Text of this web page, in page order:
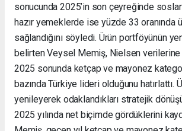
sonucunda 2025’in son çeyreğinde
hazır yemeklerde ise yüzde 33 oranında
sağlandığını söyledi. Ürün portföyünün
belirten Veysel Memiş, Nielsen verilerine
2025 sonunda ketçap ve mayonez
bazında Türkiye lideri olduğunu hatırlattı.
yenileyerek odaklandıkları stratejik
2025 yılında net biçimde gördüklerini